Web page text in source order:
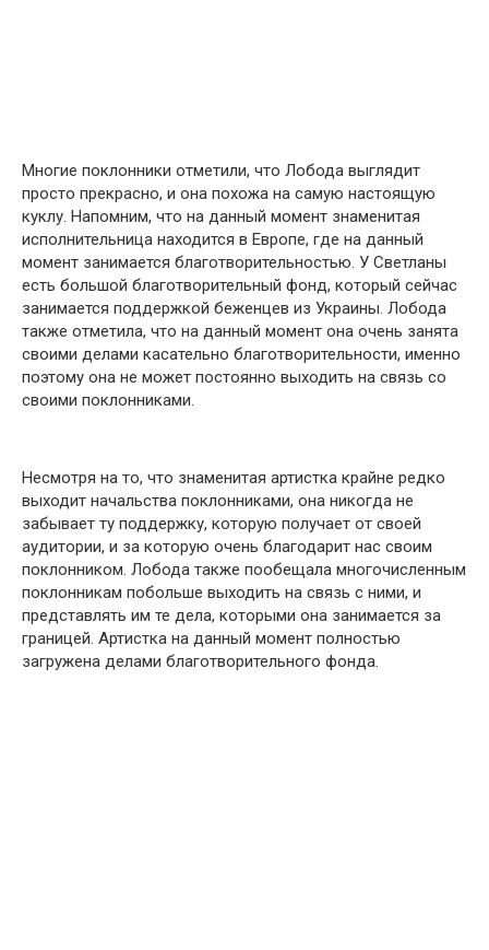
Многие поклонники отметили, что Лобода выглядит
просто прекрасно, и она похожа на самую настоящую
куклу. Напомним, что на данный момент знаменитая
исполнительница находится в Европе, где на данный
момент занимается благотворительностью. У Светланы
есть большой благотворительный фонд, который сейчас
занимается поддержкой беженцев из Украины. Лобода
также отметила, что на данный момент она очень занята
своими делами касательно благотворительности, именно
поэтому она не может постоянно выходить на связь со
своими поклонниками.
Несмотря на то, что знаменитая артистка крайне редко
выходит начальства поклонниками, она никогда не
забывает ту поддержку, которую получает от своей
аудитории, и за которую очень благодарит нас своим
поклонником. Лобода также пообещала многочисленным
поклонникам побольше выходить на связь с ними, и
представлять им те дела, которыми она занимается за
границей. Артистка на данный момент полностью
загружена делами благотворительного фонда.